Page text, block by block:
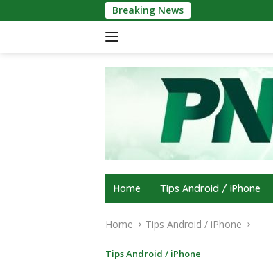
to
Breaking News
Home Tips Android / iPhone
Home Tips Android / iPhone
Tips Android / iPhone